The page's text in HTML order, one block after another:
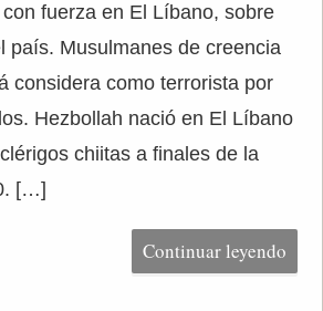
fuerza en El Líbano, sobre
país. Musulmanes de creencia
considera como terrorista por
Hezbollah nació en El Líbano
chiitas a finales de la
[…]
Continuar leyendo